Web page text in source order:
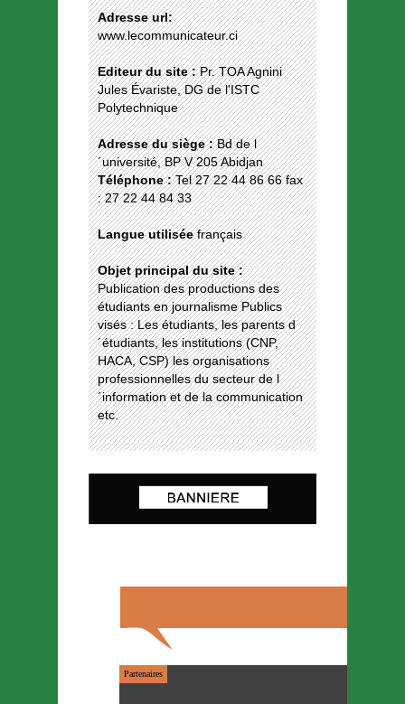
Adresse url:
www.lecommunicateur.ci
Editeur du site :Pr. TOA Agnini
Jules Évariste, DG de l'ISTC
Polytechnique
Adresse du siège :Bd de l
´université, BP V 205 Abidjan
Téléphone :Tel 27 22 44 86 66 fax
: 27 22 44 84 33
Langue utiliséefrançais
Objet principal du site :
Publication des productions des
étudiants en journalisme Publics
visés : Les étudiants, les parents d
´étudiants, les institutions (CNP,
HACA, CSP) les organisations
professionnelles du secteur de l
´information et de la communication
etc.
Partenaires